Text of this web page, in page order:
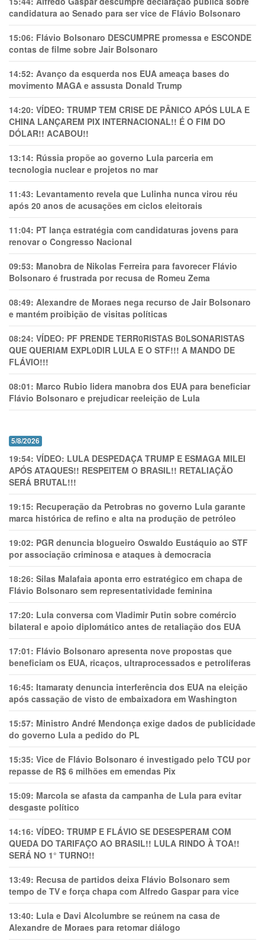
candidatura ao Senado para ser vice de Flávio Bolsonaro
15:06: Flávio Bolsonaro DESCUMPRE promessa e ESCONDE
contas de filme sobre Jair Bolsonaro
14:52: Avanço da esquerda nos EUA ameaça bases do
movimento MAGA e assusta Donald Trump
14:20: VÍDEO: TRUMP TEM CRlSE DE PÂNlCO APÓS LULA E
CHINA LANÇAREM PIX INTERNACIONAL!! É O FIM DO
DÓLAR!! ACABOU!!
13:14: Rússia propõe ao governo Lula parceria em
tecnologia nuclear e projetos no mar
11:43: Levantamento revela que Lulinha nunca virou réu
após 20 anos de acusações em ciclos eleitorais
11:04: PT lança estratégia com candidaturas jovens para
renovar o Congresso Nacional
09:53: Manobra de Nikolas Ferreira para favorecer Flávio
Bolsonaro é frustrada por recusa de Romeu Zema
08:49: Alexandre de Moraes nega recurso de Jair Bolsonaro
e mantém proibição de visitas políticas
08:24: VÍDEO: PF PRENDE TERR0RlSTAS B0LSONARlSTAS
QUE QUERIAM EXPL0DlR LULA E O STF!!! A MANDO DE
FLÁVIO!!!
08:01: Marco Rubio lidera manobra dos EUA para beneficiar
Flávio Bolsonaro e prejudicar reeleição de Lula
5/8/2026
19:54: VÍDEO: LULA DESPEDAÇA TRUMP E ESMAGA MILEI
APÓS ATAQUES!! RESPEITEM O BRASIL!! RETALIAÇÃO
SERÁ BRUTAL!!!
19:15: Recuperação da Petrobras no governo Lula garante
marca histórica de refino e alta na produção de petróleo
19:02: PGR denuncia blogueiro Oswaldo Eustáquio ao STF
por associação criminosa e ataques à democracia
18:26: Silas Malafaia aponta erro estratégico em chapa de
Flávio Bolsonaro sem representatividade feminina
17:20: Lula conversa com Vladimir Putin sobre comércio
bilateral e apoio diplomático antes de retaliação dos EUA
17:01: Flávio Bolsonaro apresenta nove propostas que
beneficiam os EUA, ricaços, ultraprocessados e petrolíferas
16:45: Itamaraty denuncia interferência dos EUA na eleição
após cassação de visto de embaixadora em Washington
15:57: Ministro André Mendonça exige dados de publicidade
do governo Lula a pedido do PL
15:35: Vice de Flávio Bolsonaro é investigado pelo TCU por
repasse de R$ 6 milhões em emendas Pix
15:09: Marcola se afasta da campanha de Lula para evitar
desgaste político
14:16: VÍDEO: TRUMP E FLÁVIO SE DESESPERAM COM
QUEDA DO TARIFAÇO AO BRASIL!! LULA RINDO À TOA!!
SERÁ NO 1° TURNO!!
13:49: Recusa de partidos deixa Flávio Bolsonaro sem
tempo de TV e força chapa com Alfredo Gaspar para vice
13:40: Lula e Davi Alcolumbre se reúnem na casa de
Alexandre de Moraes para retomar diálogo